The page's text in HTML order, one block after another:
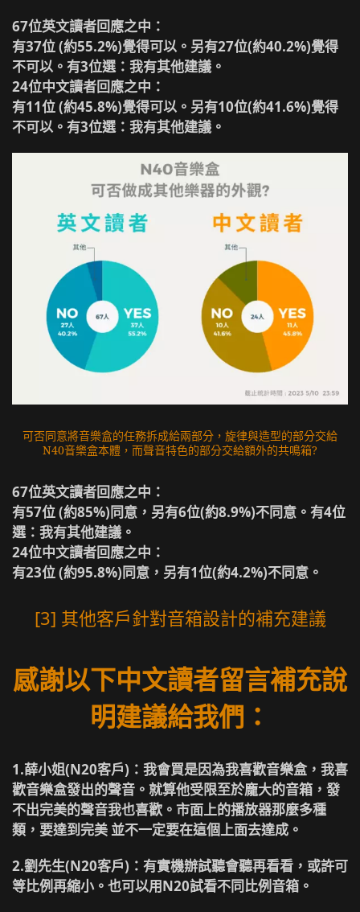
67位英文讀者回應之中：
有37位 (約55.2%)覺得可以。另有27位(約40.2%)覺得
不可以。有3位選：我有其他建議。
24位中文讀者回應之中：
有11位 (約45.8%)覺得可以。另有10位(約41.6%)覺得
不可以。有3位選：我有其他建議。
可否同意將音樂盒的任務拆成給兩部分，旋律與造型的部分交給
N40音樂盒本體，而聲音特色的部分交給額外的共鳴箱?
67位英文讀者回應之中：
有57位 (約85%)同意，另有6位(約8.9%)不同意。有4位
選：我有其他建議。
24位中文讀者回應之中：
有23位 (約95.8%)同意，另有1位(約4.2%)不同意。
[3] 其他客戶針對音箱設計的補充建議
感謝以下中文讀者留言補充說
明建議給我們：
1.薛小姐(N20客戶) ：我會買是因為我喜歡音樂盒，我喜
歡音樂盒發出的聲音。就算他受限至於龐大的音箱，發
不出完美的聲音我也喜歡。市面上的播放器那麼多種
類，要達到完美 並不一定要在這個上面去達成。
2.劉先生(N20客戶) ：有實機辦試聽會聽再看看，或許可
等比例再縮小。也可以用N20試看不同比例音箱。